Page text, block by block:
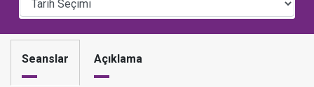
Seanslar Açıklama